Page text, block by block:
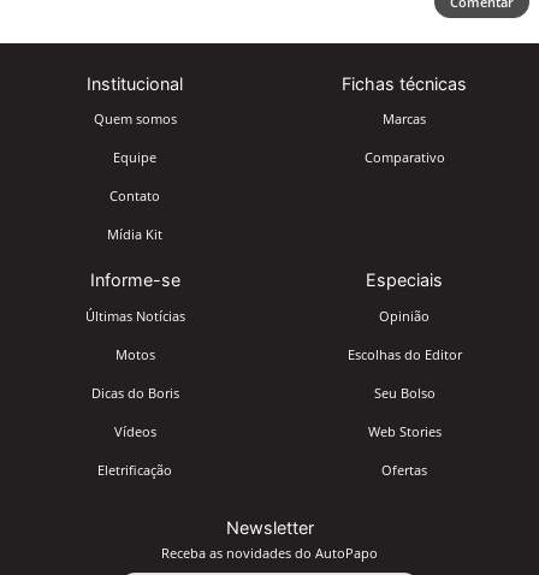
Institucional
Quem somos
Equipe
Contato
Mídia Kit
Fichas técnicas
Marcas
Comparativo
Informe-se
Últimas Notícias
Motos
Dicas do Boris
Vídeos
Eletrificação
Especiais
Opinião
Escolhas do Editor
Seu Bolso
Web Stories
Ofertas
Newsletter
Receba as novidades do AutoPapo